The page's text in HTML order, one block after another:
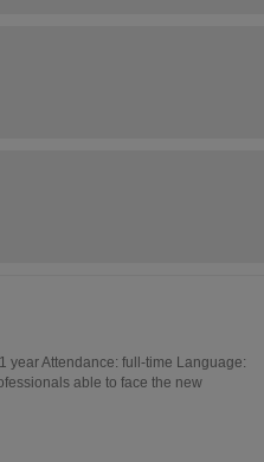
year Attendance: full-time Language:
able to face the new